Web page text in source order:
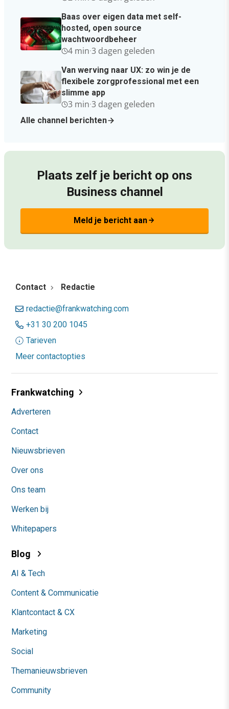
Baas over eigen data met self-
hosted, open source
wachtwoordbeheer
4 min·3 dagen geleden
Van werving naar UX: zo win je de
flexibele zorgprofessional met een
slimme app
3 min·3 dagen geleden
Alle channel berichten
Plaats zelf je bericht op ons
Business channel
Meld je bericht aanarrow_forward
Contact Redactie
redactie@frankwatching.com
+31 30 200 1045
Tarieven
Meer contactopties
Frankwatching
Adverteren
Contact
Nieuwsbrieven
Over ons
Ons team
Werken bij
Whitepapers
Blog
AI & Tech
Content & Communicatie
Klantcontact & CX
Marketing
Social
Themanieuwsbrieven
Community